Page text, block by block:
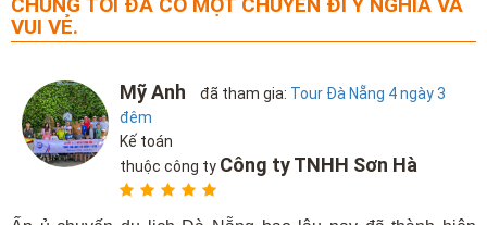
CHÚNG TÔI ĐÃ CÓ MỘT CHUYẾN ĐI Ý NGHĨA VÀ
VUI VẺ.
Mỹ Anh đã tham gia: Tour Đà Nẵng 4 ngày 3
đêm
Kế toán
thuộc công ty Công ty TNHH Sơn Hà